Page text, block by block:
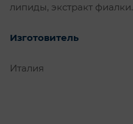
липиды, экстракт фиалки.
Изготовитель
Италия